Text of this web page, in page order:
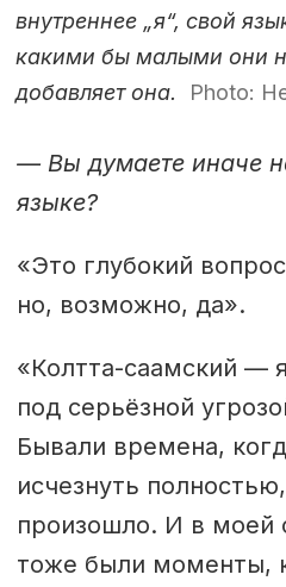
внутреннее „я“, свой
какими бы малыми они
добавляет она.
Photo:
— Вы думаете иначе
языке?
«Это глубокий
но, возможно, да».
«Колтта-саамский —
под серьёзной
Бывали времена,
исчезнуть
произошло. И в моей
тоже были моменты,